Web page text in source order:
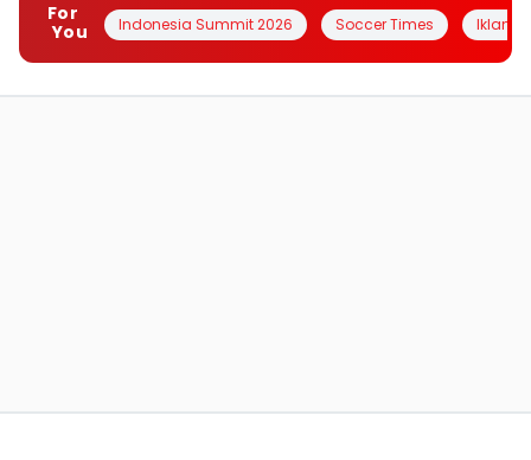
For
You
Indonesia Summit 2026 Soccer Times Iklanin